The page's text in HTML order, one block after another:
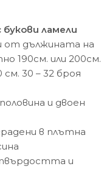
ламели
от дължината на
190см. или 200см.
30 – 32 броя
и двоен
в плътна
и